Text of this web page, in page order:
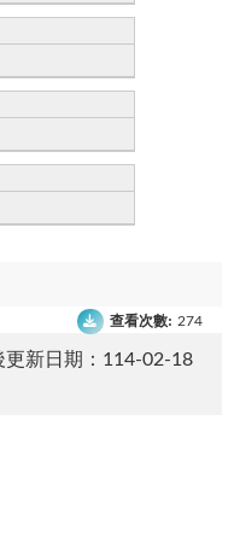
查看次數: 274
更新日期：114-02-18